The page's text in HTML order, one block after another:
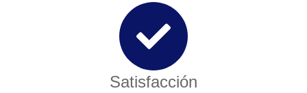
Satisfacción